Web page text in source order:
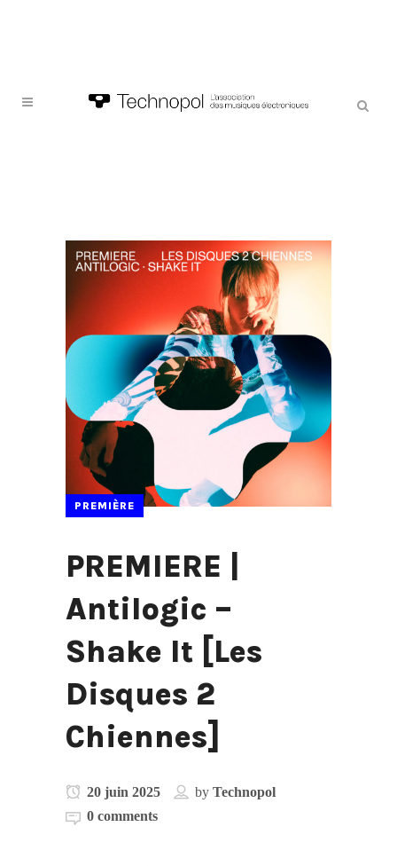
PREMIÈRE
PREMIERE |
Antilogic –
Shake It [Les
Disques 2
Chiennes]
20 juin 2025 by Technopol
0 comments